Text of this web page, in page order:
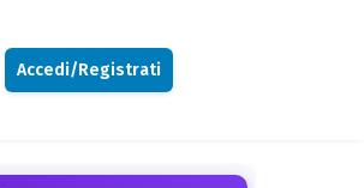
Accedi/Registrati